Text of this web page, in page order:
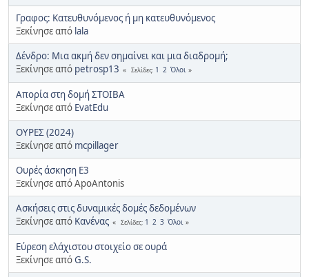
Γραφος: Κατευθυνόμενος ή μη κατευθυνόμενος
Ξεκίνησε από lala
Δένδρο: Μια ακμή δεν σημαίνει και μια διαδρομή;
Ξεκίνησε από petrosp13 Σελίδες 1 2 Όλοι
Απορία στη δομή ΣΤΟΙΒΑ
Ξεκίνησε από EvatEdu
ΟΥΡΕΣ (2024)
Ξεκίνησε από mcpillager
Ουρές άσκηση Ε3
Ξεκίνησε από ApoAntonis
Ασκήσεις στις δυναμικές δομές δεδομένων
Ξεκίνησε από Κανένας Σελίδες 1 2 3 Όλοι
Εύρεση ελάχιστου στοιχείο σε ουρά
Ξεκίνησε απόG.S.